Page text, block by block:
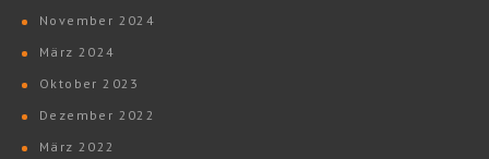
November 2024
März 2024
Oktober 2023
Dezember 2022
März 2022